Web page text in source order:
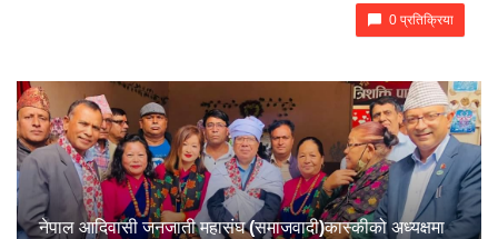
0 प्रतिक्रिया
नेपाल आदिवासी जनजाती महासंघ (समाजवादी)कास्कीको अध्यक्षमा